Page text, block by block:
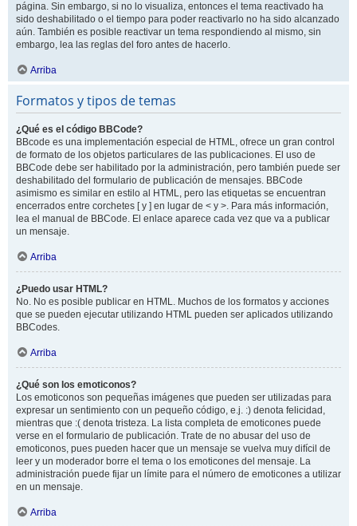
página. Sin embargo, si no lo visualiza, entonces el tema reactivado ha
sido deshabilitado o el tiempo para poder reactivarlo no ha sido alcanzado
aún. También es posible reactivar un tema respondiendo al mismo, sin
embargo, lea las reglas del foro antes de hacerlo.
Arriba
Formatos y tipos de temas
¿Qué es el código BBCode?
BBcode es una implementación especial de HTML, ofrece un gran control
de formato de los objetos particulares de las publicaciones. El uso de
BBCode debe ser habilitado por la administración, pero también puede ser
deshabilitado del formulario de publicación de mensajes. BBCode
asimismo es similar en estilo al HTML, pero las etiquetas se encuentran
encerrados entre corchetes [ y ] en lugar de < y >. Para más información,
lea el manual de BBCode. El enlace aparece cada vez que va a publicar
un mensaje.
Arriba
¿Puedo usar HTML?
No. No es posible publicar en HTML. Muchos de los formatos y acciones
que se pueden ejecutar utilizando HTML pueden ser aplicados utilizando
BBCodes.
Arriba
¿Qué son los emoticonos?
Los emoticonos son pequeñas imágenes que pueden ser utilizadas para
expresar un sentimiento con un pequeño código, e.j. :) denota felicidad,
mientras que :( denota tristeza. La lista completa de emoticones puede
verse en el formulario de publicación. Trate de no abusar del uso de
emoticonos, pues pueden hacer que un mensaje se vuelva muy difícil de
leer y un moderador borre el tema o los emoticones del mensaje. La
administración puede fijar un límite para el número de emoticones a utilizar
en un mensaje.
Arriba